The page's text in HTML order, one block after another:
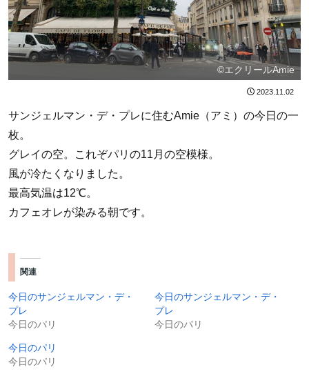
©エクリールAmie
2023.11.02
サンジェルマン・デ・プレに住むAmie（アミ）の今日の一
枚。
グレイの空。これぞパリの11月の空模様。
風が冷たくなりました。
最高気温は12℃。
カフェオレが染みる朝です。
関連
今日のサンジェルマン・デ・
プレ
今日のパリ
今日のサンジェルマン・デ・
プレ
今日のパリ
今日のパリ
今日のパリ